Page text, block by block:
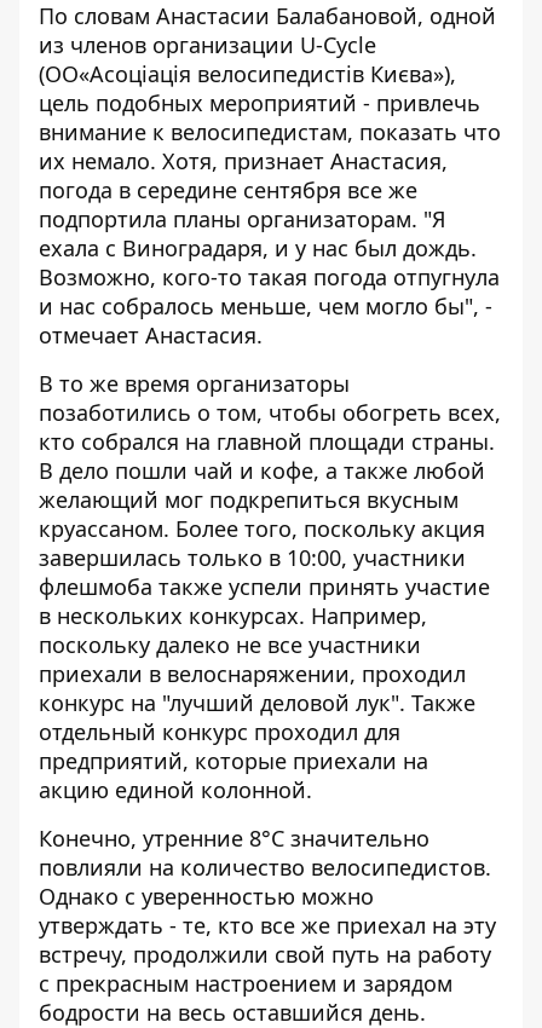
По словам Анастасии Балабановой, одной
из членов организации U-Cycle
(ОО«Асоціація велосипедистів Києва»),
цель подобных мероприятий - привлечь
внимание к велосипедистам, показать что
их немало. Хотя, признает Анастасия,
погода в середине сентября все же
подпортила планы организаторам. "Я
ехала с Виноградаря, и у нас был дождь.
Возможно, кого-то такая погода отпугнула
и нас собралось меньше, чем могло бы", -
отмечает Анастасия.
В то же время организаторы
позаботились о том, чтобы обогреть всех,
кто собрался на главной площади страны.
В дело пошли чай и кофе, а также любой
желающий мог подкрепиться вкусным
круассаном. Более того, поскольку акция
завершилась только в 10:00, участники
флешмоба также успели принять участие
в нескольких конкурсах. Например,
поскольку далеко не все участники
приехали в велоснаряжении, проходил
конкурс на "лучший деловой лук". Также
отдельный конкурс проходил для
предприятий, которые приехали на
акцию единой колонной.
Конечно, утренние 8°C значительно
повлияли на количество велосипедистов.
Однако с уверенностью можно
утверждать - те, кто все же приехал на эту
встречу, продолжили свой путь на работу
с прекрасным настроением и зарядом
бодрости на весь оставшийся день.